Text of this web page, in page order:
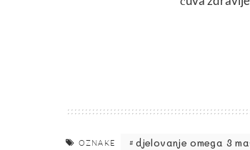
OZNAKE djelovanje omega 3